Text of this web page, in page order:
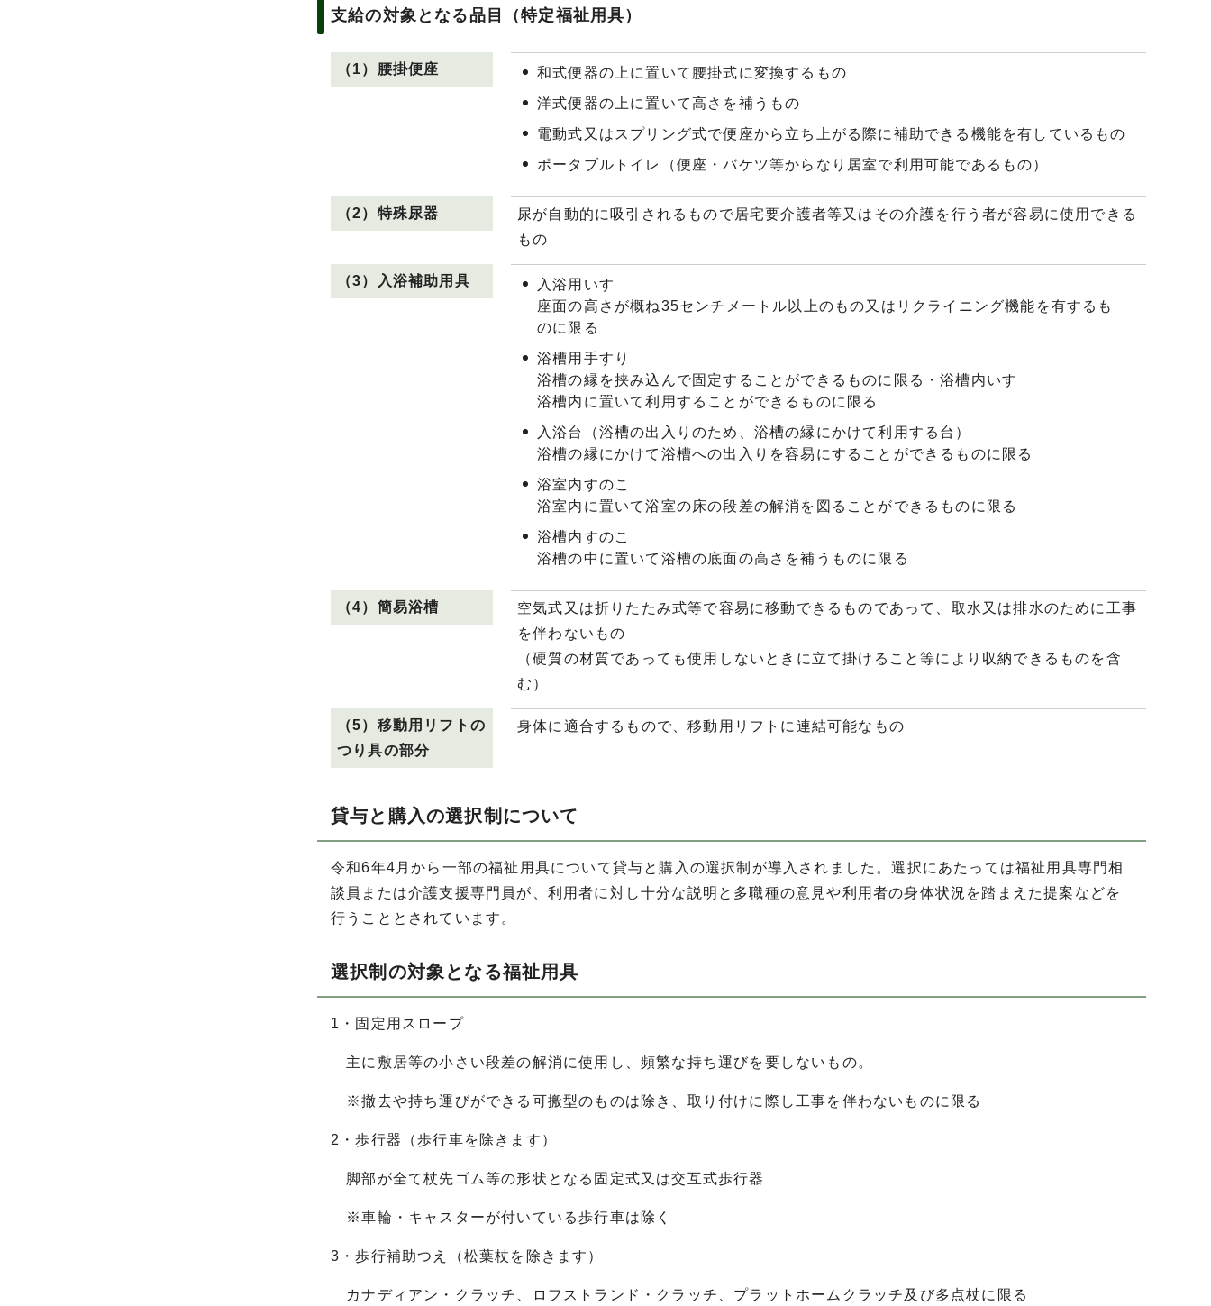
支給の対象となる品目（特定福祉用具）
（1）腰掛便座
和式便器の上に置いて腰掛式に変換するもの
洋式便器の上に置いて高さを補うもの
電動式又はスプリング式で便座から立ち上がる際に補助できる機能を有しているもの
ポータブルトイレ（便座・バケツ等からなり居室で利用可能であるもの）
（2）特殊尿器
尿が自動的に吸引されるもので居宅要介護者等又はその介護を行う者が容易に使用できる
もの
（3）入浴補助用具
入浴用いす
座面の高さが概ね35センチメートル以上のもの又はリクライニング機能を有するも
のに限る
浴槽用手すり
浴槽の縁を挟み込んで固定することができるものに限る・浴槽内いす
浴槽内に置いて利用することができるものに限る
入浴台（浴槽の出入りのため、浴槽の縁にかけて利用する台）
浴槽の縁にかけて浴槽への出入りを容易にすることができるものに限る
浴室内すのこ
浴室内に置いて浴室の床の段差の解消を図ることができるものに限る
浴槽内すのこ
浴槽の中に置いて浴槽の底面の高さを補うものに限る
（4）簡易浴槽
空気式又は折りたたみ式等で容易に移動できるものであって、取水又は排水のために工事
を伴わないもの
（硬質の材質であっても使用しないときに立て掛けること等により収納できるものを含
む）
（5）移動用リフトの
つり具の部分
身体に適合するもので、移動用リフトに連結可能なもの
貸与と購入の選択制について
令和6年4月から一部の福祉用具について貸与と購入の選択制が導入されました。選択にあたっては福祉用具専門相
談員または介護支援専門員が、利用者に対し十分な説明と多職種の意見や利用者の身体状況を踏まえた提案などを
行うこととされています。
選択制の対象となる福祉用具
1・固定用スロープ
主に敷居等の小さい段差の解消に使用し、頻繁な持ち運びを要しないもの。
※撤去や持ち運びができる可搬型のものは除き、取り付けに際し工事を伴わないものに限る
2・歩行器（歩行車を除きます）
脚部が全て杖先ゴム等の形状となる固定式又は交互式歩行器
※車輪・キャスターが付いている歩行車は除く
3・歩行補助つえ（松葉杖を除きます）
カナディアン・クラッチ、ロフストランド・クラッチ、プラットホームクラッチ及び多点杖に限る